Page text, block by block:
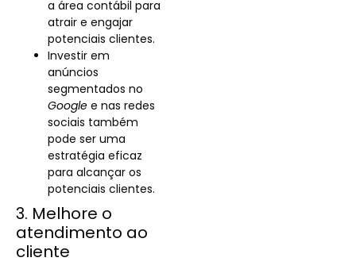
a área contábil para
atrair e engajar
potenciais clientes.
Investir em
anúncios
segmentados no
Google e nas redes
sociais também
pode ser uma
estratégia eficaz
para alcançar os
potenciais clientes.
3. Melhore o
atendimento ao
cliente